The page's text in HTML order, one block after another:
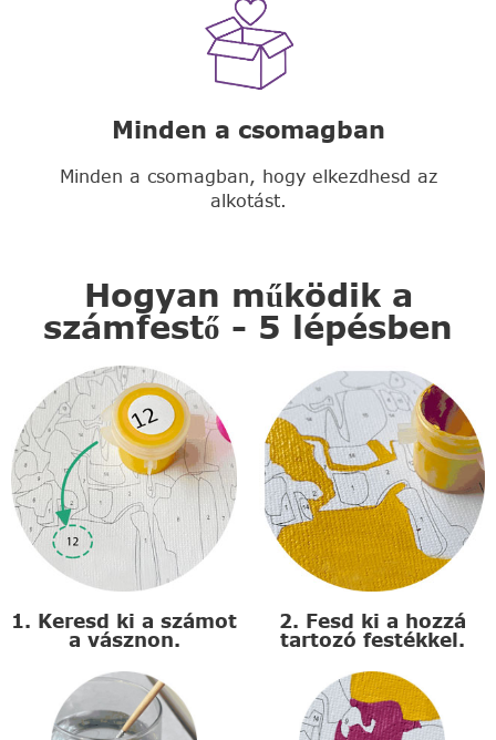
Minden a csomagban
Minden a csomagban, hogy elkezdhesd az
alkotást.
Hogyan működik a
számfestő - 5 lépésben
1. Keresd ki a számot
a vásznon.
2. Fesd ki a hozzá
tartozó festékkel.